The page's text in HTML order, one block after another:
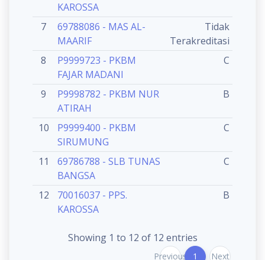
KAROSSA
7
69788086 - MAS AL-
MAARIF
Tidak
Terakreditasi
8
P9999723 - PKBM
FAJAR MADANI
C
9
P9998782 - PKBM NUR
ATIRAH
B
10
P9999400 - PKBM
SIRUMUNG
C
11
69786788 - SLB TUNAS
BANGSA
C
12
70016037 - PPS.
KAROSSA
B
Showing 1 to 12 of 12 entries
Previous 1 Next